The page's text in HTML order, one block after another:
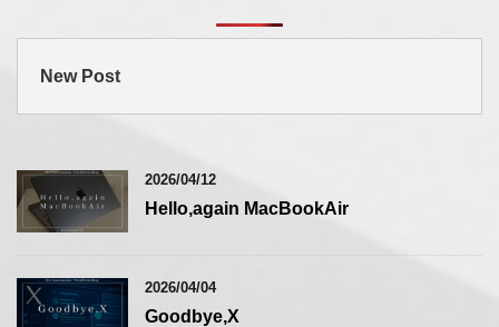
New Post
2026/04/12
Hello,again MacBookAir
2026/04/04
Goodbye,X